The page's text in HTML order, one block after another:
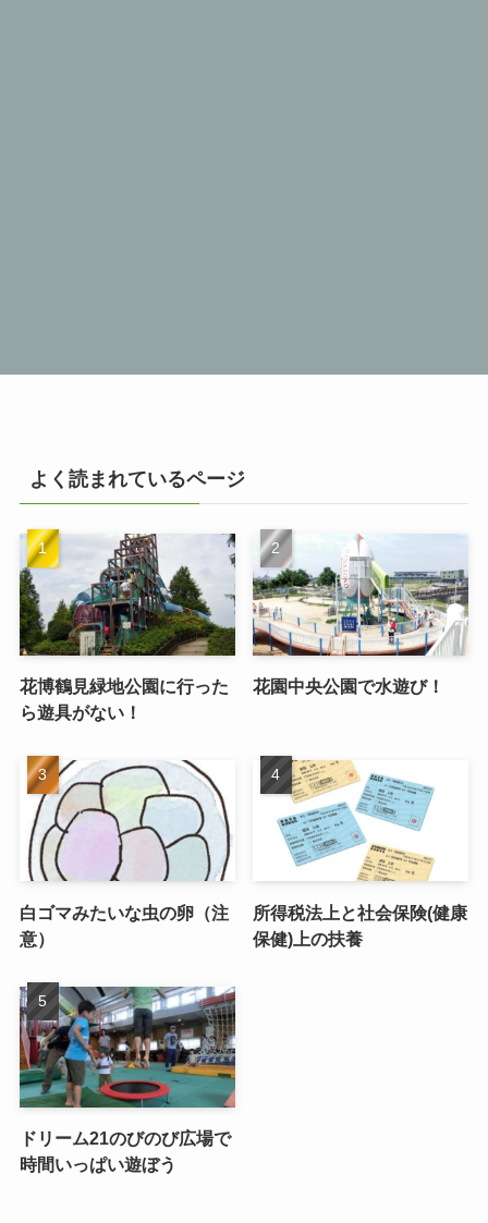
よく読まれているページ
花博鶴見緑地公園に行った
ら遊具がない！
花園中央公園で水遊び！
白ゴマみたいな虫の卵（注
意）
所得税法上と社会保険(健康
保健)上の扶養
ドリーム21のびのび広場で
時間いっぱい遊ぼう